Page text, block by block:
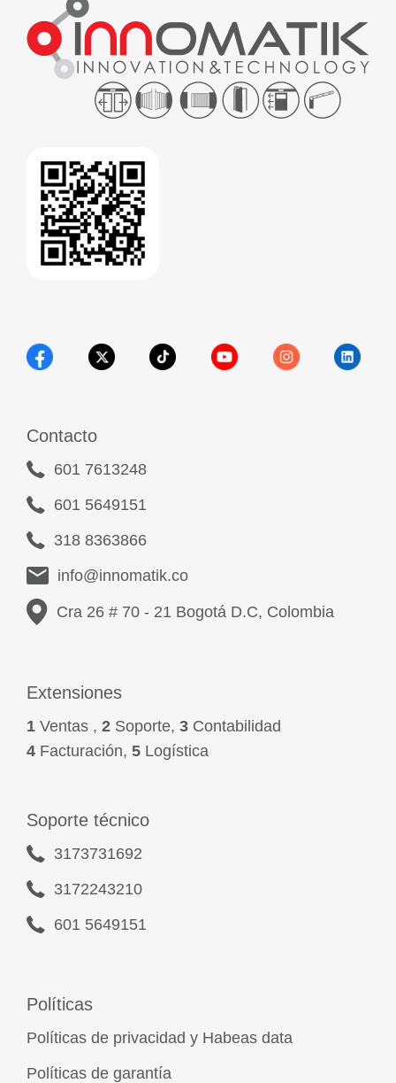
Contacto
601 7613248
601 5649151
318 8363866
info@innomatik.co
Cra 26 # 70 - 21 Bogotá D.C, Colombia
Extensiones
1 Ventas , 2 Soporte, 3 Contabilidad
4 Facturación, 5 Logística
Soporte técnico
3173731692
3172243210
601 5649151
Políticas
Políticas de privacidad y Habeas data
Políticas de garantía